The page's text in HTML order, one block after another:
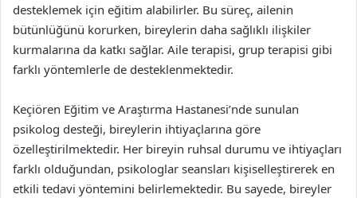
desteklemek için eğitim alabilirler. Bu süreç, ailenin
bütünlüğünü korurken, bireylerin daha sağlıklı ilişkiler
kurmalarına da katkı sağlar. Aile terapisi, grup terapisi gibi
farklı yöntemlerle de desteklenmektedir.
Keçiören Eğitim ve Araştırma Hastanesi’nde sunulan
psikolog desteği, bireylerin ihtiyaçlarına göre
özelleştirilmektedir. Her bireyin ruhsal durumu ve ihtiyaçları
farklı olduğundan, psikologlar seansları kişiselleştirerek en
etkili tedavi yöntemini belirlemektedir. Bu sayede, bireyler